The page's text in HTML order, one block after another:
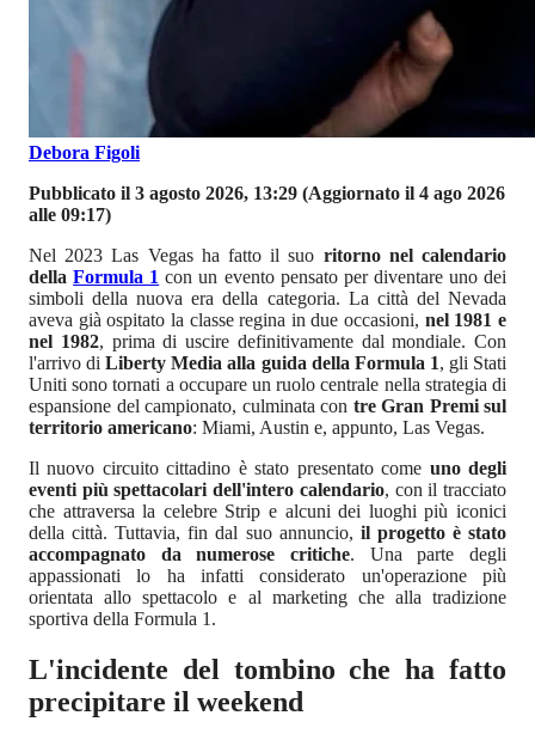
Debora Figoli
Pubblicato il 3 agosto 2026, 13:29 (Aggiornato il 4 ago 2026
alle 09:17)
Nel 2023 Las Vegas ha fatto il suo ritorno nel calendario
dellaFormula 1 con un evento pensato per diventare uno dei
simboli della nuova era della categoria. La città del Nevada
aveva già ospitato la classe regina in due occasioni, nel 1981 e
nel 1982, prima di uscire definitivamente dal mondiale. Con
l'arrivo diLiberty Media alla guida della Formula 1, gli Stati
Uniti sono tornati a occupare un ruolo centrale nella strategia di
espansione del campionato, culminata con tre Gran Premi sul
territorio americano: Miami, Austin e, appunto, Las Vegas.
Il nuovo circuito cittadino è stato presentato come uno degli
eventi più spettacolari dell'intero calendario, con il tracciato
che attraversa la celebre Strip e alcuni dei luoghi più iconici
della città. Tuttavia, fin dal suo annuncio, il progetto è stato
accompagnato da numerose critiche. Una parte degli
appassionati lo ha infatti considerato un'operazione più
orientata allo spettacolo e al marketing che alla tradizione
sportiva della Formula 1.
L'incidente del tombino che ha fatto
precipitare il weekend